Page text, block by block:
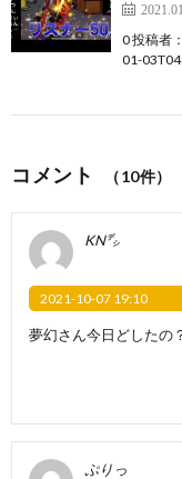
0 投稿者
01-
コメント （10件）
KN㌥
2021-10-07 19:10
夢幻さん今日どしたの
ぷりっ